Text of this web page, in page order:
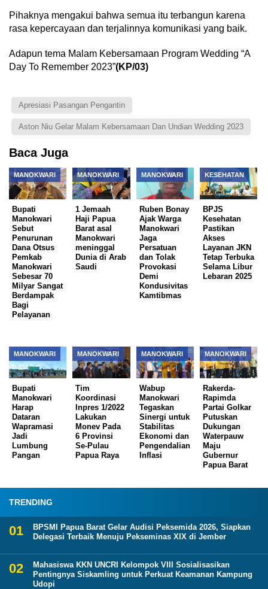
Pihaknya mengakui bahwa semua itu terbangun karena
rasa kepercayaan dan terjalinnya komunikasi yang baik.
Adapun tema Malam Kebersamaan Program Wedding “A
Day To Remember 2023”(KP/03)
Apresiasi Pasangan Pengantin
Aston Niu Gelar Malam Kebersamaan Dan Undian Wedding 2023
Baca Juga
MANOKWARI
Bupati
Manokwari
Sebut
Penurunan
Dana Otsus
Pemkab
Manokwari
Sebesar 70
Milyar Sangat
Berdampak
Bagi
Pelayanan
MANOKWARI
1 Jemaah
Haji Papua
Barat asal
Manokwari
meninggal
Dunia di Arab
Saudi
MANOKWARI
Ruben Bonay
Ajak Warga
Manokwari
Jaga
Persatuan
dan Tolak
Provokasi
Demi
Kondusivitas
Kamtibmas
KESEHATAN
BPJS
Kesehatan
Pastikan
Akses
Layanan JKN
Tetap Terbuka
Selama Libur
Lebaran 2025
MANOKWARI
Bupati
Manokwari
Harap
Dataran
Wapramasi
Jadi
Lumbung
Pangan
MANOKWARI
Tim
Koordinasi
Inpres 1/2022
Lakukan
Monev Pada
6 Provinsi
Se-Pulau
Papua Raya
MANOKWARI
Wabup
Manokwari
Tegaskan
Sinergi untuk
Stabilitas
Ekonomi dan
Pengendalian
Inflasi
MANOKWARI
Rakerda-
Rapimda
Partai Golkar
Putuskan
Dukungan
Waterpauw
Maju
Gubernur
Papua Barat
TRENDING
BPSMI Papua Barat Gelar Audisi Peksemida 2026, Siapkan
Delegasi Terbaik Menuju Pekseminas XIX di Jember
Mahasiswa KKN UNCRI Kelompok VIII Sosialisasikan
Pentingnya Siskamling untuk Perkuat Keamanan Kampung
Udopi